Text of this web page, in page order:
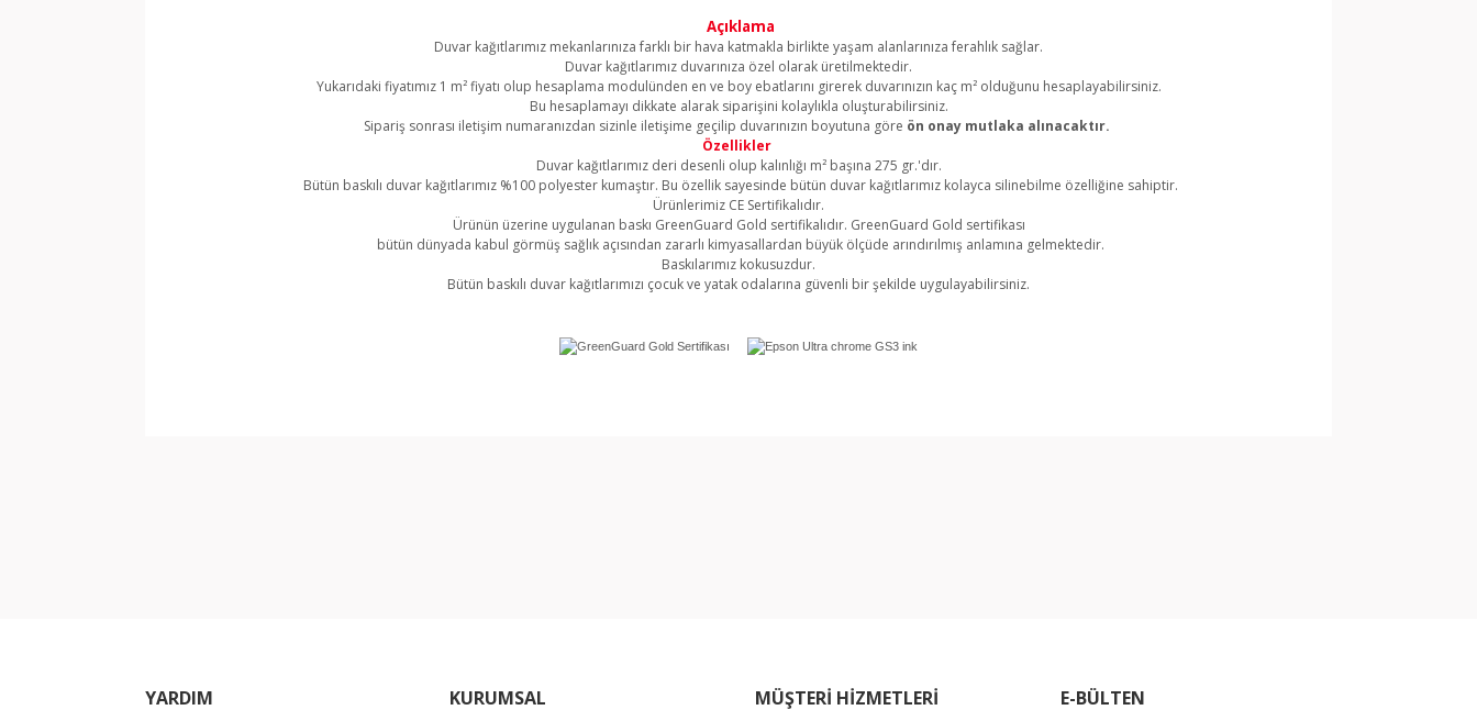
Açıklama
Duvar kağıtlarımız mekanlarınıza farklı bir hava katmakla birlikte yaşam alanlarınıza ferahlık sağlar.
Duvar kağıtlarımız duvarınıza özel olarak üretilmektedir.
Yukarıdaki fiyatımız 1 m² fiyatı olup hesaplama modulünden en ve boy ebatlarını girerek duvarınızın kaç m² olduğunu hesaplayabilirsiniz.
Bu hesaplamayı dikkate alarak siparişini kolaylıkla oluşturabilirsiniz.
Sipariş sonrası iletişim numaranızdan sizinle iletişime geçilip duvarınızın boyutuna göre ön onay mutlaka alınacaktır.
Özellikler
Duvar kağıtlarımız deri desenli olup kalınlığı m² başına 275 gr.'dır.
Bütün baskılı duvar kağıtlarımız %100 polyester kumaştır. Bu özellik sayesinde bütün duvar kağıtlarımız kolayca silinebilme özelliğine sahiptir.
Ürünlerimiz CE Sertifikalıdır.
Ürünün üzerine uygulanan baskı GreenGuard Gold sertifikalıdır. GreenGuard Gold sertifikası
bütün dünyada kabul görmüş sağlık açısından zararlı kimyasallardan büyük ölçüde arındırılmış anlamına gelmektedir.
Baskılarımız kokusuzdur.
Bütün baskılı duvar kağıtlarımızı çocuk ve yatak odalarına güvenli bir şekilde uygulayabilirsiniz.
YARDIM KURUMSAL MÜŞTERİ HİZMETLERİ E-BÜLTEN